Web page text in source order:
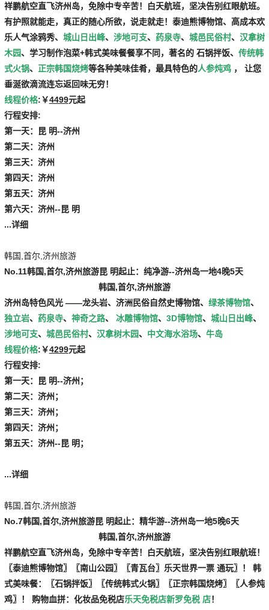
祥鹏航空直飞济州岛，免除中专辛苦！白天航班，坚决告别红眼航班。
有护照就能走，真正的随心所欲，说走就走！ 泰迪熊博物馆、 高成本欢
乐人气涂鸦秀、 城山日出峰、 涉地可支、 药泉寺、 城邑民俗村、 汉拿树
木园、 学习制作泡菜+韩式美味餐餐享不同，著名的石锅拌饭、 传统韩
式火锅、 正宗韩国烧烤等各种美味佳肴，最具特色的人参炖鸡， 让您
垂涎欲滴流连忘返回味无穷！
线程价格:￥4499元起
行程安排:
第一天：昆 明--济州
第二天：济州
第三天：济州
第四天：济州
第五天：济州
第六天：济州--昆 明
...详细
韩国,首尔,济州旅游
No.11韩国,首尔,济州旅游昆 明起止：纯净游--济州岛一地4晚5天
韩国,首尔,济州旅游
济州岛特色风光 ——龙头岩、 济洲民俗自然史博物馆、 绿茶博物馆、
独立岩、 药泉寺、 神奇之路、 冰雕博物馆、 3D博物馆、 城山日出峰、
涉地可支、 城邑民俗村、 汉拿树木园、 中文海水浴场、 牛岛
线程价格:￥4299元起
行程安排:
第一天：昆 明--济州；
第二天：济州；
第三天：济州；
第四天：济州；
第五天：济州--昆 明；
...详细
韩国,首尔,济州旅游
No.7韩国,首尔,济州旅游昆 明起止：精华游--济州岛一地5晚6天
韩国,首尔,济州旅游
祥鹏航空直飞济州岛，免除中专辛苦！白天航班，坚决告别红眼航班！
〖泰迪熊博物馆〗〖南山公园〗〖青瓦台〗乐天世界一票 通玩〗！ 韩
式美味餐：〖石锅拌饭〗〖传统韩式火锅〗〖正宗韩国烧烤〗〖人参炖
鸡〗！ 购物血拼： 化妆品免税店乐天免税店新罗免税 店！